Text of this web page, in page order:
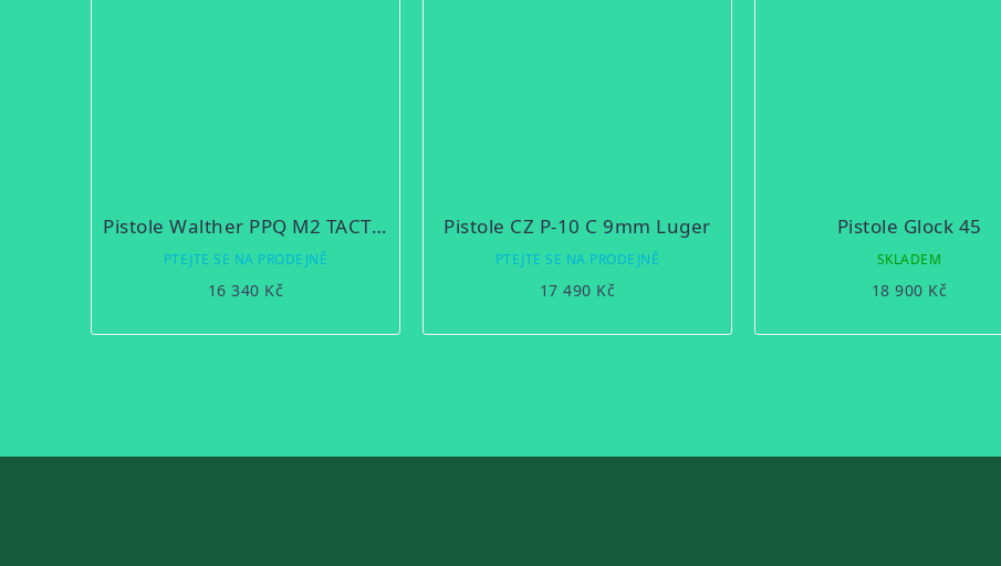
Pistole Walther PPQ M2 TACTICAL 4,6" 22 LR
PTEJTE SE NA PRODEJNĚ
16 340 Kč
Pistole CZ P-10 C 9mm Luger
PTEJTE SE NA PRODEJNĚ
17 490 Kč
Pistole Glock 45
SKLADEM
18 900 Kč